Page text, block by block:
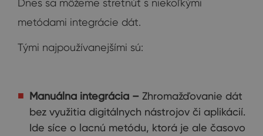
Dnes sa môžeme stretnúť s niekoľkými
metódami integrácie dát.
Tými najpoužívanejšími sú:
Manuálna integrácia – Zhromažďovanie dát
bez využitia digitálnych nástrojov či aplikácií.
Ide síce o lacnú metódu, ktorá je ale časovo